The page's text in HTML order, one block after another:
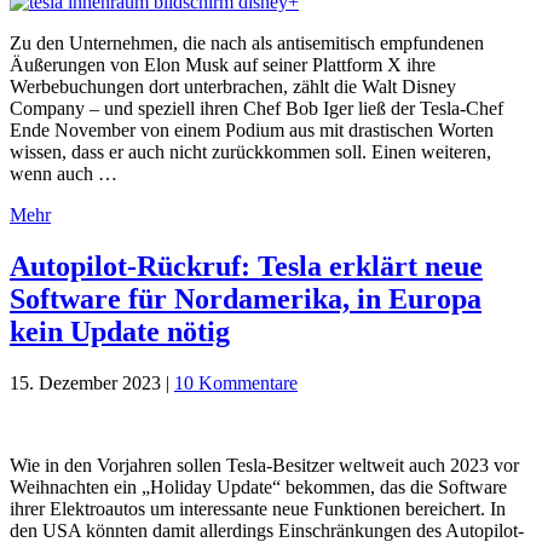
Zu den Unternehmen, die nach als antisemitisch empfundenen
Äußerungen von Elon Musk auf seiner Plattform X ihre
Werbebuchungen dort unterbrachen, zählt die Walt Disney
Company – und speziell ihren Chef Bob Iger ließ der Tesla-Chef
Ende November von einem Podium aus mit drastischen Worten
wissen, dass er auch nicht zurückkommen soll. Einen weiteren,
wenn auch …
Mehr
Autopilot-Rückruf: Tesla erklärt neue
Software für Nordamerika, in Europa
kein Update nötig
15. Dezember 2023 | 10 Kommentare
Wie in den Vorjahren sollen Tesla-Besitzer weltweit auch 2023 vor
Weihnachten ein „Holiday Update“ bekommen, das die Software
ihrer Elektroautos um interessante neue Funktionen bereichert. In
den USA könnten damit allerdings Einschränkungen des Autopilot-